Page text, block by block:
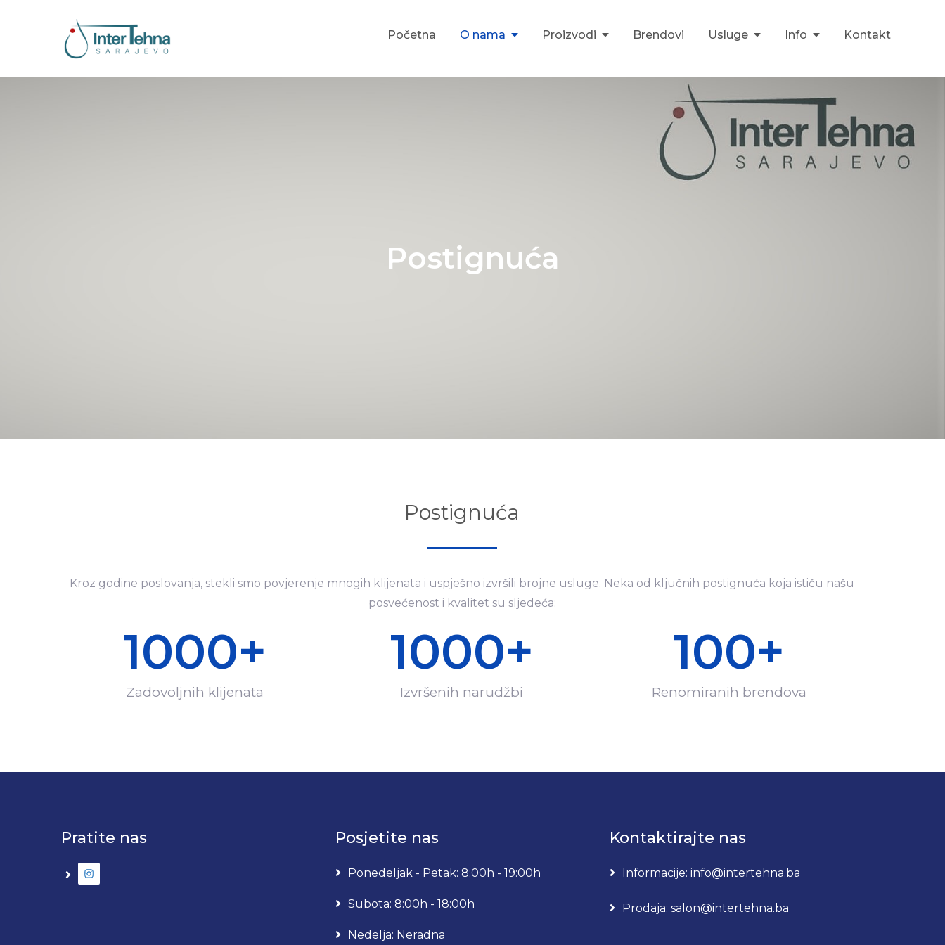
Početna O nama Proizvodi Brendovi Usluge Info Kontakt
Postignuća
Postignuća
Kroz godine poslovanja, stekli smo povjerenje mnogih klijenata i uspješno izvršili brojne usluge. Neka od ključnih postignuća koja ističu našu
posvećenost i kvalitet su sljedeća:
Zadovoljnih klijenata
1000+
Izvršenih narudžbi
1000+
Renomiranih brendova
100+
Pratite nas Posjetite nas
Ponedeljak - Petak: 8:00h - 19:00h
Subota: 8:00h - 18:00h
Nedelja: Neradna
Kontaktirajte nas
Informacije: info@intertehna.ba
Prodaja: salon@intertehna.ba